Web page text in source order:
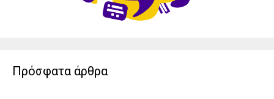
Πρόσφατα άρθρα